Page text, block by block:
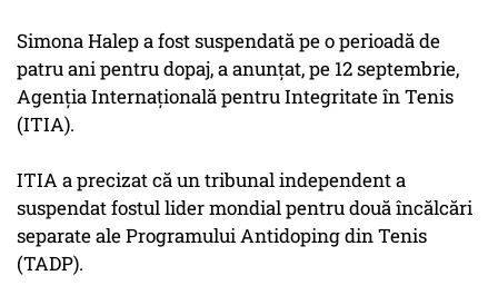
Simona Halep a fost suspendată pe o perioadă de
patru ani pentru dopaj, a anunţat, pe 12 septembrie,
Agenţia Internaţională pentru Integritate în Tenis
(ITIA).
ITIA a precizat că un tribunal independent a
suspendat fostul lider mondial pentru două încălcări
separate ale Programului Antidoping din Tenis
(TADP).